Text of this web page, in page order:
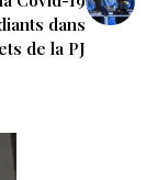
dans
de la PJ